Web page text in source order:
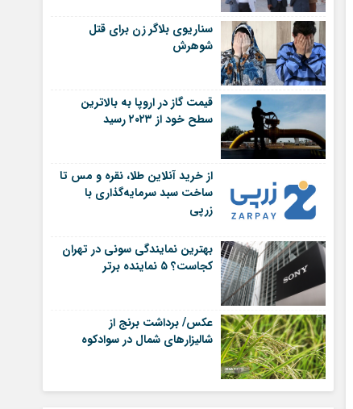
مالکان و تسریع در رفع مشکلات
پروژه | اخبار رفسنجان
سناریوی بلاگر زن برای قتل
شوهرش
قیمت گاز در اروپا به بالاترین
سطح خود از ۲۰۲۳ رسید
از خرید آنلاین طلا، نقره و مس تا
ساخت سبد سرمایه‌گذاری با
زرپی
بهترین نمایندگی سونی در تهران
کجاست؟ ۵ نماینده برتر
عکس/ برداشت برنج از
شالیزارهای شمال در سوادکوه